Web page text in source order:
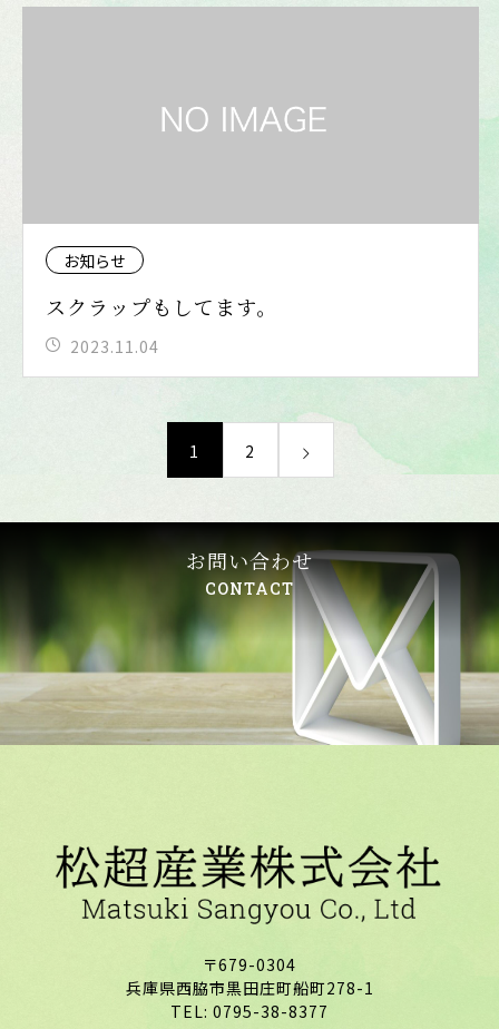
お知らせ
スクラップもしてます。
2023.11.04
1 2
お問い合わせ
CONTACT
〒679-0304
兵庫県西脇市黒田庄町船町278-1
TEL: 0795-38-8377